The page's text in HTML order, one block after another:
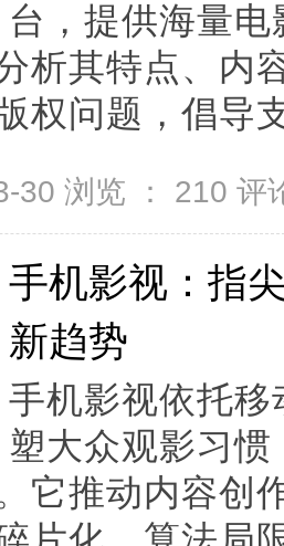
台，提供海量
析其特点、内
权问题，倡导
30 浏览 ： 210 评
手机影视：指
新趋势
手机影视依托
塑大众观影习
它推动内容创